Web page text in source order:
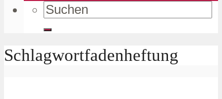
Schlagwortfadenheftung